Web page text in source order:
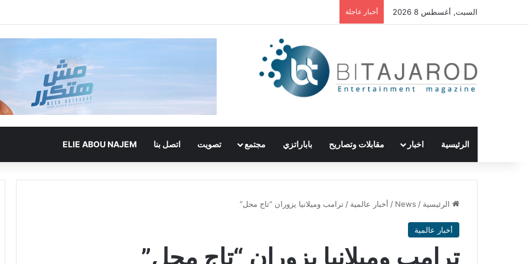
السبت, أغسطس 8 2026 أخبار عاجلة
الرئيسية اخبار مقابلات وتصاريح باباراتزي مجتمع تصويت اتصل بنا ELIE ABOU NAJEM
الرئيسية /
News
/ أخبار عالمية / ترامب وميلانيا يزوران “تاج محل”
أخبار عالمية
ترامب وميلانيا يزوران “تاج محل”